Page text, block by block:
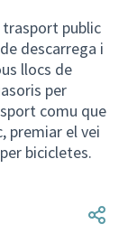
trasport public
descarrega i
llocs de
per
comu que
premiar el vei
bicicletes.